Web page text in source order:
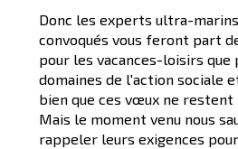
Donc les experts ultra-marins
convoqués vous feront part
pour les vacances-loisirs que
domaines de l'action sociale
bien que ces vœux ne
Mais le moment venu nous
rappeler leurs exigences